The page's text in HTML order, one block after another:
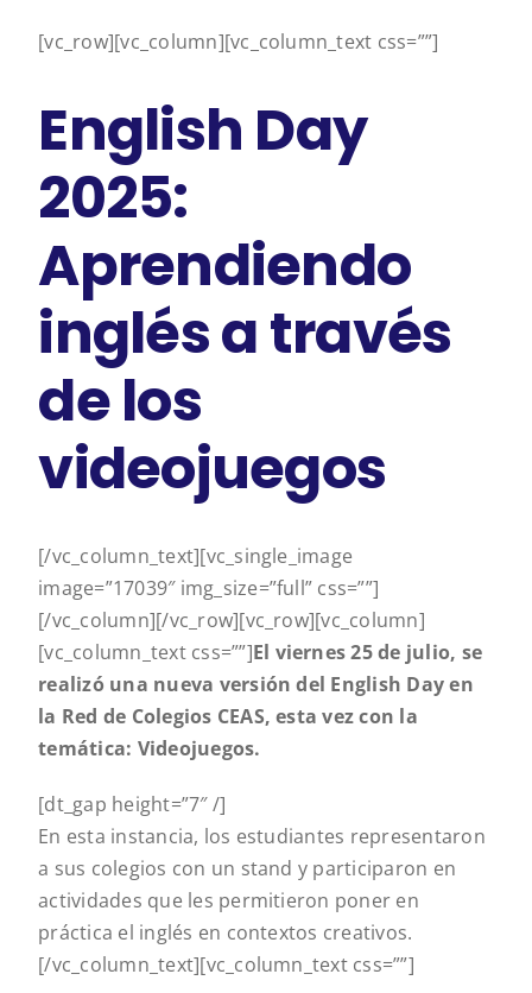
[vc_row][vc_column][vc_column_text css=””]
English Day
2025:
Aprendiendo
inglés a través
de los
videojuegos
[/vc_column_text][vc_single_image
image=”17039″ img_size=”full” css=””]
[/vc_column][/vc_row][vc_row][vc_column]
[vc_column_text css=””]El viernes 25 de julio, se
realizó una nueva versión del English Day en
la Red de Colegios CEAS, esta vez con la
temática: Videojuegos.
[dt_gap height=”7″ /]
En esta instancia, los estudiantes representaron
a sus colegios con un stand y participaron en
actividades que les permitieron poner en
práctica el inglés en contextos creativos.
[/vc_column_text][vc_column_text css=””]